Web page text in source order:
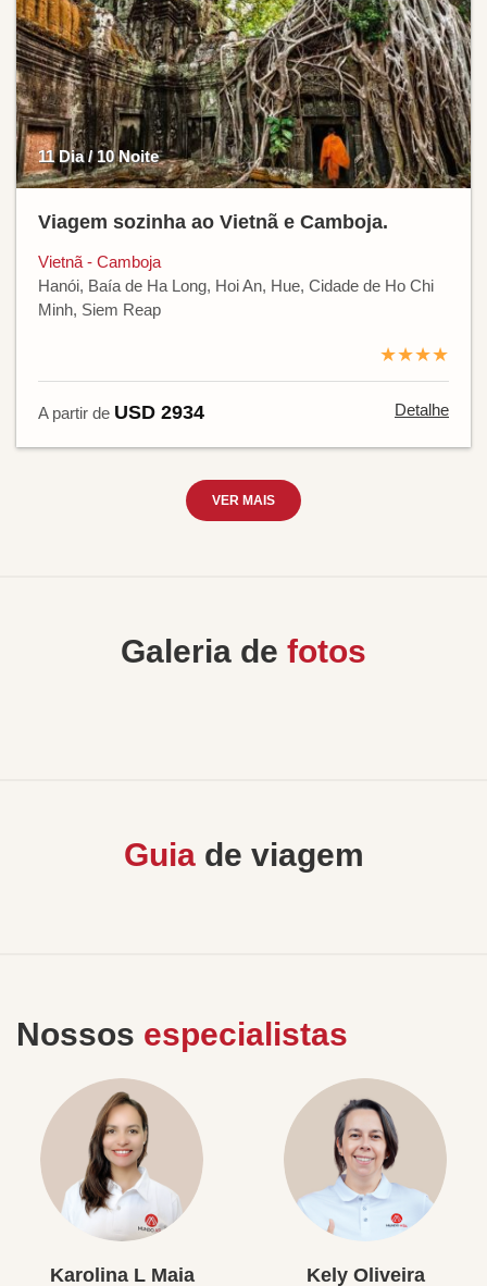
11 Dia / 10 Noite
Viagem sozinha ao Vietnã e Camboja.
Vietnã - Camboja
Hanói, Baía de Ha Long, Hoi An, Hue, Cidade de Ho Chi
Minh, Siem Reap
★★★★
A partir de USD 2934 Detalhe
VER MAIS
Galeria de fotos
Guiade viagem
Nossos especialistas
Karolina L Maia Kely Oliveira